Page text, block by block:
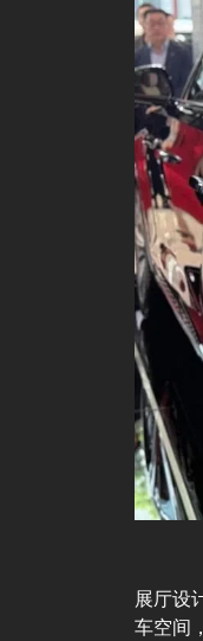
展厅设
车空间